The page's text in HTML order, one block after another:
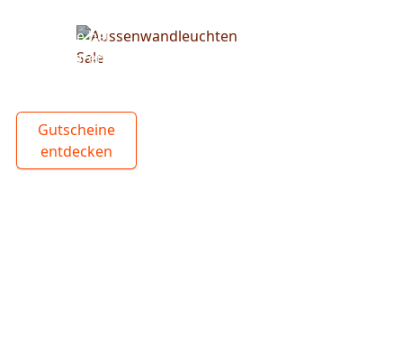
Spare bei
unseren
Gutscheine
entdecken